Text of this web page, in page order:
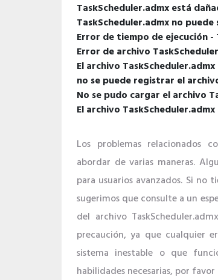
TaskScheduler.admx está
TaskScheduler.admx no
Error de tiempo de ejecución -
Error de archivo
El archivo
no se puede registrar el
No se pudo cargar el archivo
El archivo
Los problemas relacionados
abordar de varias maneras.
para usuarios avanzados. Si no
sugerimos que consulte a un
del archivo
precaución, ya que cualquier
sistema inestable o que
habilidades necesarias, por